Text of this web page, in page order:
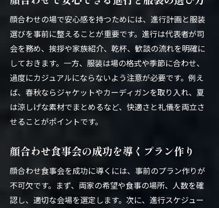
顔合わせの場で安心感を持つためには、進行計画と服装
選びを事前に整えることが重要です。進行は代表者が司
会を務め、挨拶や家族紹介、乾杯、歓談の流れを明確に
しておきます。一方、服装は場の格式や季節に合わせ、
過度にカジュアルにならないよう注意が必要です。例え
ば、春秋ならジャケットやカーディガンを取り入れ、夏
は涼しげな素材でまとめるなど、快適さと礼儀を両立さ
せることがポイントです。
顔合わせ食事会の成功を導くプラン作り
顔合わせ食事会を成功に導くには、事前のプラン作りが
不可欠です。まず、両家の希望や食事の場所、人数を確
認し、適切な会場を選定します。次に、進行スケジュー